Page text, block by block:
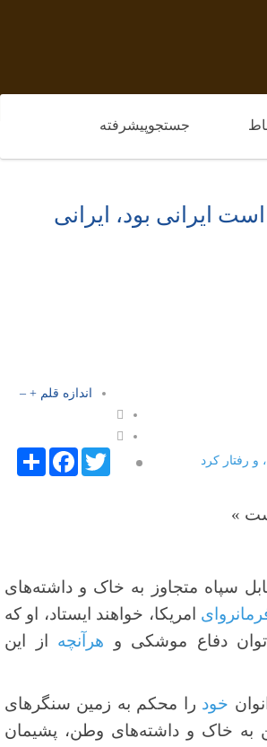
جستجوپیشرفته
ایرانی بود، ایرانی
اندازه قلم +
–
Share
FacebookTwitter
»
سپاه متجاوز به خاک و داشته‌های
امریکا، خواهند ایستاد، او که
توان دفاع موشکی و هرآنچه از این
خود را محکم به زمین سنگرهای
به خاک و داشته‌های وطن، پشیمان